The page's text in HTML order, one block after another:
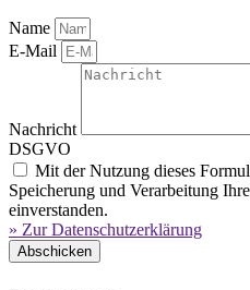
Name
E-Mail
Nachricht
DSGVO
Mit der Nutzung dieses
Speicherung und Verarbeitung
einverstanden.
» Zur Datenschutzerklärung
Abschicken